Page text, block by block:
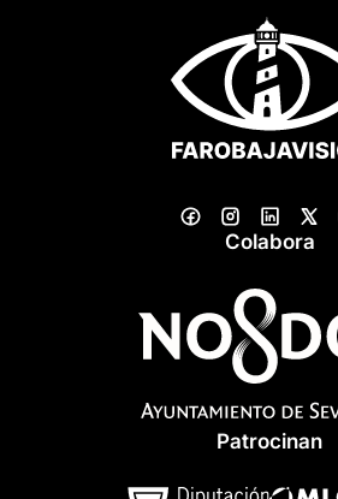
Colabora
Patrocinan